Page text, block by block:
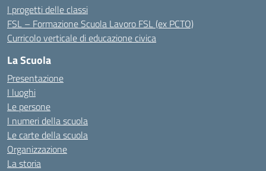
I progetti delle classi
FSL – Formazione Scuola Lavoro FSL (ex PCTO)
Curricolo verticale di educazione civica
La Scuola
Presentazione
I luoghi
Le persone
I numeri della scuola
Le carte della scuola
Organizzazione
La storia